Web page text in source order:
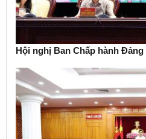
Hội nghị Ban Chấp hành